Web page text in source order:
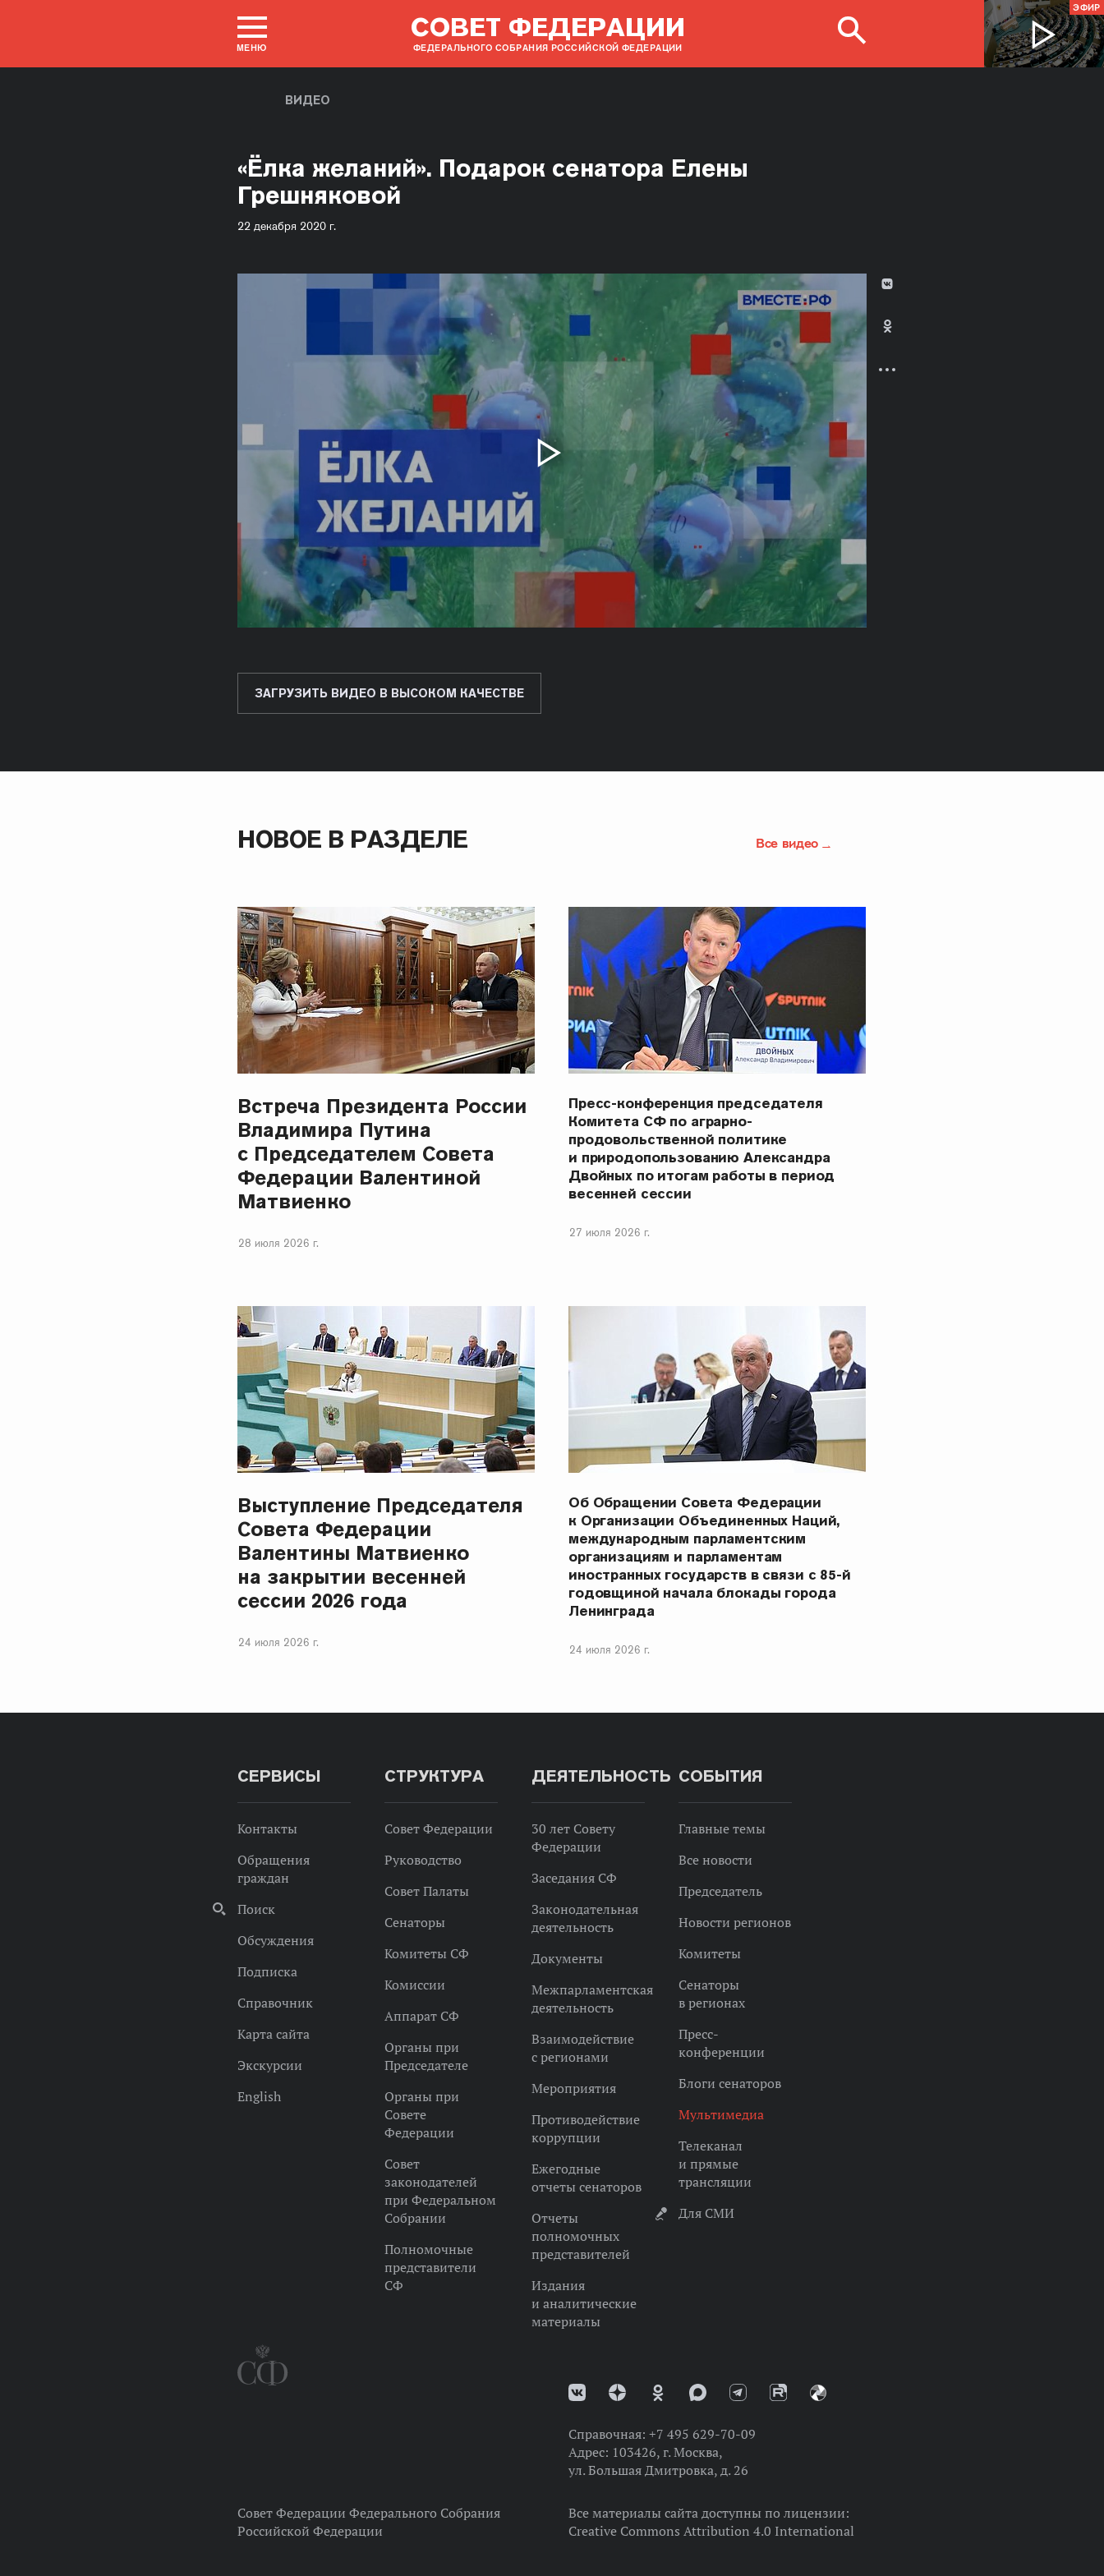
МЕНЮ
СОВЕТ ФЕДЕРАЦИИ
ФЕДЕРАЛЬНОГО СОБРАНИЯ РОССИЙСКОЙ ФЕДЕРАЦИИ
ЭФИР
ВИДЕО
«Ёлка желаний». Подарок сенатора Елены
Грешняковой
22 декабря 2020 г.
ЗАГРУЗИТЬ ВИДЕО В ВЫСОКОМ КАЧЕСТВЕ
НОВОЕ В РАЗДЕЛЕ Все видео
Встреча Президента России
Владимира Путина
с Председателем Совета
Федерации Валентиной
Матвиенко
28 июля 2026 г.
Пресс-конференция председателя
Комитета СФ по аграрно-
продовольственной политике
и природопользованию Александра
Двойных по итогам работы в период
весенней сессии
27 июля 2026 г.
Выступление Председателя
Совета Федерации
Валентины Матвиенко
на закрытии весенней
сессии 2026 года
24 июля 2026 г.
Об Обращении Совета Федерации
к Организации Объединенных Наций,
международным парламентским
организациям и парламентам
иностранных государств в связи с 85-й
годовщиной начала блокады города
Ленинграда
24 июля 2026 г.
СЕРВИСЫ
Контакты
Обращения
граждан
Поиск
Обсуждения
Подписка
Справочник
Карта сайта
Экскурсии
English
СТРУКТУРА
Совет Федерации
Руководство
Совет Палаты
Сенаторы
Комитеты СФ
Комиссии
Аппарат СФ
Органы при
Председателе
Органы при
Совете
Федерации
Совет
законодателей
при Федеральном
Собрании
Полномочные
представители
СФ
ДЕЯТЕЛЬНОСТЬ
30 лет Совету
Федерации
Заседания СФ
Законодательная
деятельность
Документы
Межпарламентская
деятельность
Взаимодействие
с регионами
Мероприятия
Противодействие
коррупции
Ежегодные
отчеты сенаторов
Отчеты
полномочных
представителей
Издания
и аналитические
материалы
СОБЫТИЯ
Главные темы
Все новости
Председатель
Новости регионов
Комитеты
Сенаторы
в регионах
Пресс-
конференции
Блоги сенаторов
Мультимедиа
Телеканал
и прямые
трансляции
Для СМИ
Справочная: +7 495 629-70-09
Адрес: 103426, г. Москва,
ул. Большая Дмитровка, д. 26
Совет Федерации Федерального Собрания
Российской Федерации
Все материалы сайта доступны по лицензии:
Creative Commons Attribution 4.0 International